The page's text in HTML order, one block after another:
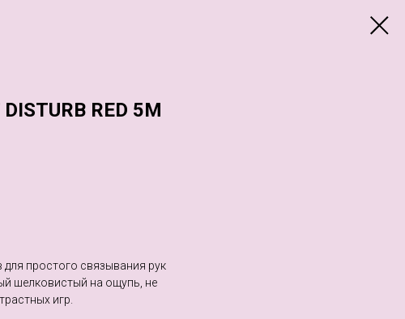
RED 5М
для простого связывания рук
шелковистый на ощупь, не
игр.